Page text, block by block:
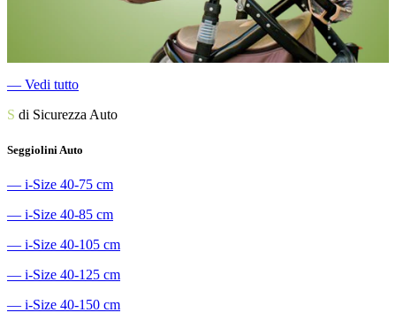
― Vedi tutto
S di Sicurezza Auto
Seggiolini Auto
― i-Size 40-75 cm
― i-Size 40-85 cm
― i-Size 40-105 cm
― i-Size 40-125 cm
― i-Size 40-150 cm